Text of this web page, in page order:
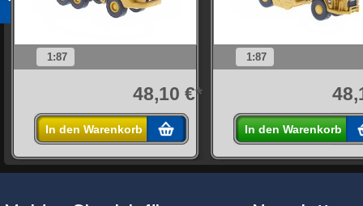
1:87
48,10 €*
In den Warenkorb
1:87
In den Warenkorb